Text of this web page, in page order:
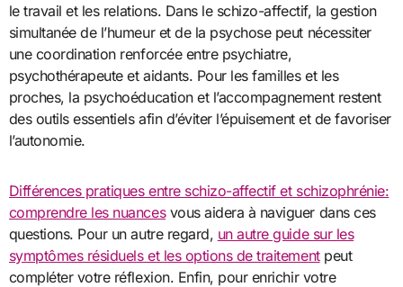
le travail et les relations. Dans le schizo-affectif, la gestion
simultanée de l’humeur et de la psychose peut nécessiter
une coordination renforcée entre psychiatre,
psychothérapeute et aidants. Pour les familles et les
proches, la psychoéducation et l’accompagnement restent
des outils essentiels afin d’éviter l’épuisement et de favoriser
l’autonomie.
Différences pratiques entre schizo-affectif et schizophrénie:
comprendre les nuancesvous aidera à naviguer dans ces
questions. Pour un autre regard, un autre guide sur les
symptômes résiduels et les options de traitementpeut
compléter votre réflexion. Enfin, pour enrichir votre